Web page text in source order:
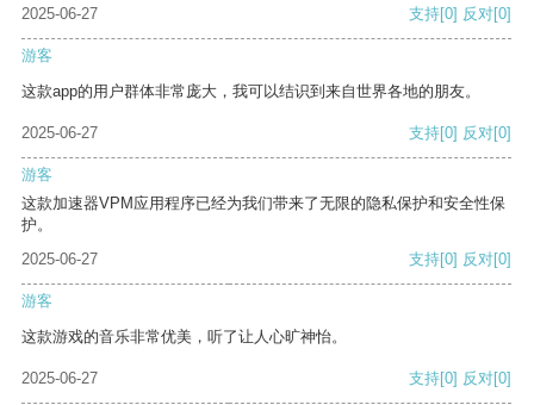
2025-06-27
支持[0] 反对[0]
游客
这款app的用户群体非常庞大，我可以结识到来自世界各地的朋友。
2025-06-27 支持[0] 反对[0]
游客
这款加速器VPM应用程序已经为我们带来了无限的隐私保护和安全性保
护。
2025-06-27
支持[0] 反对[0]
游客
这款游戏的音乐非常优美，听了让人心旷神怡。
2025-06-27 支持[0] 反对[0]